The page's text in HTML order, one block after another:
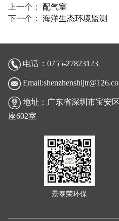
上一个： 配气室
下一个： 海洋生态环境监测
电话：0755-27823123
地址：广东省深圳市宝安
座602室
景泰荣环保